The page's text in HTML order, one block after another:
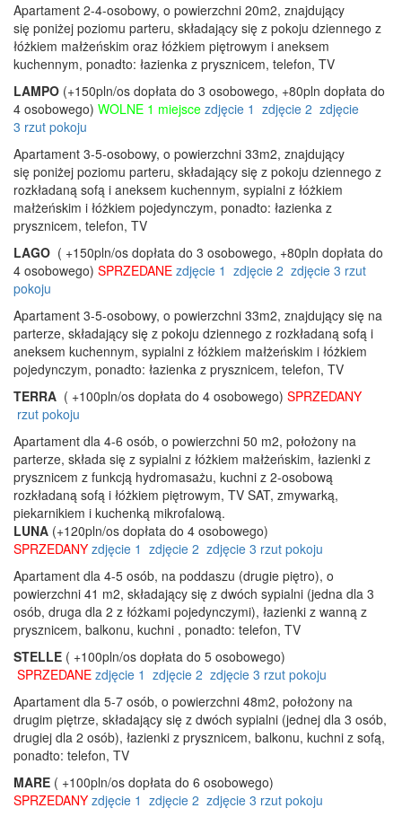
Apartament 2-4-osobowy, o powierzchni 20m2, znajdujący
się poniżej poziomu parteru, składający się z pokoju dziennego z
łóżkiem małżeńskim oraz łóżkiem piętrowym i aneksem
kuchennym, ponadto: łazienka z prysznicem, telefon, TV
LAMPO (+150pln/os dopłata do 3 osobowego, +80pln dopłata do
4 osobowego) WOLNE 1 miejsce zdjęcie 1 zdjęcie 2 zdjęcie
3 rzut pokoju
Apartament 3-5-osobowy, o powierzchni 33m2, znajdujący
się poniżej poziomu parteru, składający się z pokoju dziennego z
rozkładaną sofą i aneksem kuchennym, sypialni z łóżkiem
małżeńskim i łóżkiem pojedynczym, ponadto: łazienka z
prysznicem, telefon, TV
LAGO ( +150pln/os dopłata do 3 osobowego, +80pln dopłata do
4 osobowego) SPRZEDANE zdjęcie 1 zdjęcie 2 zdjęcie 3 rzut
pokoju
Apartament 3-5-osobowy, o powierzchni 33m2, znajdujący się na
parterze, składający się z pokoju dziennego z rozkładaną sofą i
aneksem kuchennym, sypialni z łóżkiem małżeńskim i łóżkiem
pojedynczym, ponadto: łazienka z prysznicem, telefon, TV
TERRA ( +100pln/os dopłata do 4 osobowego) SPRZEDANY
rzut pokoju
Apartament dla 4-6 osób, o powierzchni 50 m2, położony na
parterze, składa się z sypialni z łóżkiem małżeńskim, łazienki z
prysznicem z funkcją hydromasażu, kuchni z 2-osobową
rozkładaną sofą i łóżkiem piętrowym, TV SAT, zmywarką,
piekarnikiem i kuchenką mikrofalową.
LUNA (+120pln/os dopłata do 4 osobowego)
SPRZEDANY zdjęcie 1 zdjęcie 2 zdjęcie 3 rzut pokoju
Apartament dla 4-5 osób, na poddaszu (drugie piętro), o
powierzchni 41 m2, składający się z dwóch sypialni (jedna dla 3
osób, druga dla 2 z łóżkami pojedynczymi), łazienki z wanną z
prysznicem, balkonu, kuchni , ponadto: telefon, TV
STELLE ( +100pln/os dopłata do 5 osobowego)
SPRZEDANE zdjęcie 1 zdjęcie 2 zdjęcie 3 rzut pokoju
Apartament dla 5-7 osób, o powierzchni 48m2, położony na
drugim piętrze, składający się z dwóch sypialni (jednej dla 3 osób,
drugiej dla 2 osób), łazienki z prysznicem, balkonu, kuchni z sofą,
ponadto: telefon, TV
MARE ( +100pln/os dopłata do 6 osobowego)
SPRZEDANY zdjęcie 1 zdjęcie 2 zdjęcie 3 rzut pokoju